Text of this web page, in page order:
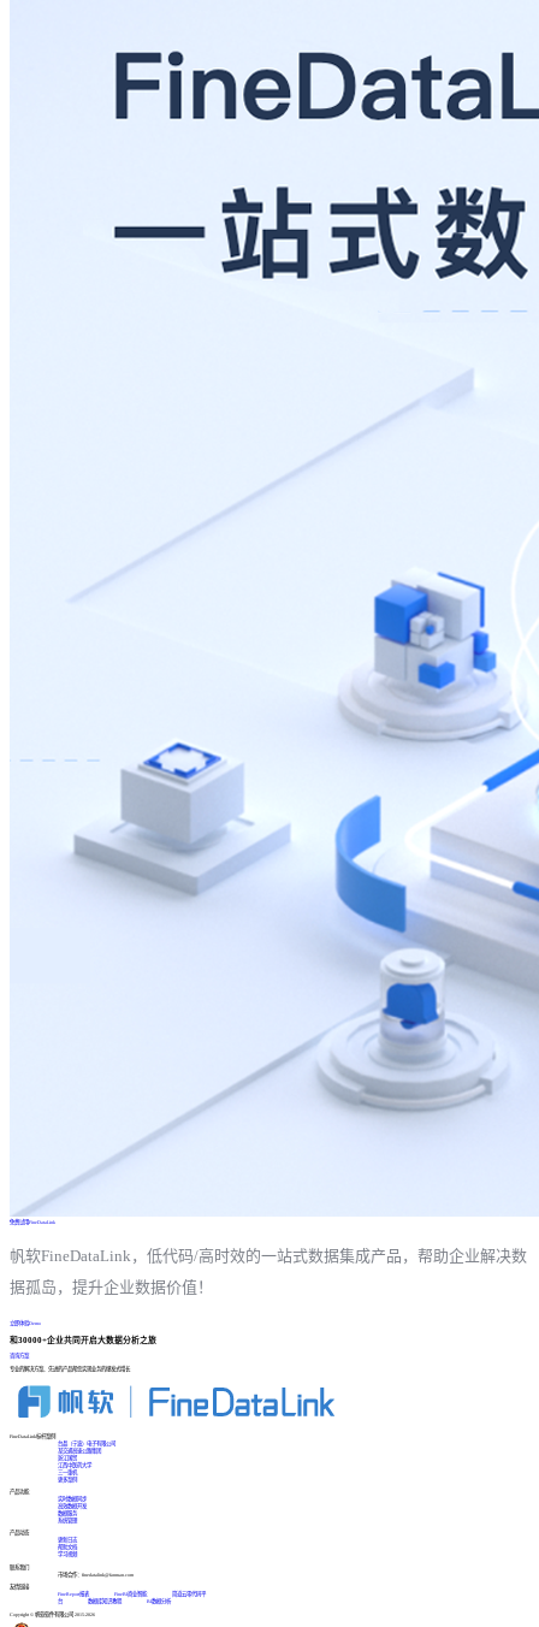
免费试用FineDataLink
帆软FineDataLink，低代码/高时效的一站式数据集成产品，帮助企业解决数
据孤岛，提升企业数据价值！
立即体验Demo
和30000+企业共同开启大数据分析之旅
咨询方案
专业的解决方案、先进的产品帮您实现业务的爆发式增长
FineDataLink标杆案例
台晶（宁波）电子有限公司
某交通高速公路集团
浙江国贸
江西中医药大学
三一重机
更多案例
产品功能
实时数据同步
高效数据开发
数据服务
系统管理
产品动态
更新日志
帮助文档
学习视频
联系我们
市场合作：finedatalink@fanruan.com
友情链接
FineReport报表
FineBI商业智能
简道云零代码平
台
数据库知识教程 BI数据分析
Copyright © 帆软软件有限公司 2015-2026